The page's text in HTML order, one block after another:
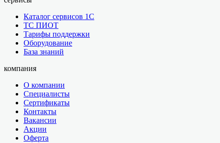
Каталог сервисов 1С
ТС ПИОТ
Тарифы поддержки
Оборудование
База знаний
компания
О компании
Специалисты
Сертификаты
Контакты
Вакансии
Акции
Оферта